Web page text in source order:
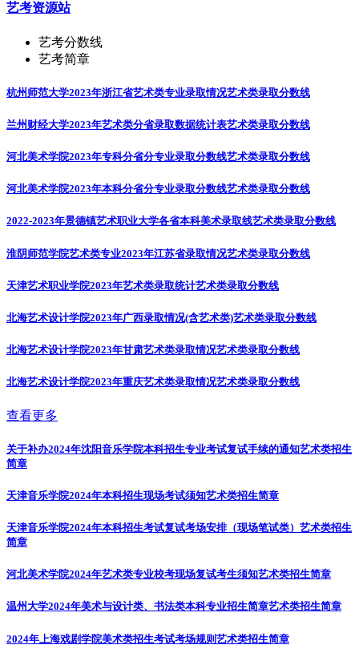
艺考资源站
艺考分数线
艺考简章
杭州师范大学2023年浙江省艺术类专业录取情况艺术类录取分数线
兰州财经大学2023年艺术类分省录取数据统计表艺术类录取分数线
河北美术学院2023年专科分省分专业录取分数线艺术类录取分数线
河北美术学院2023年本科分省分专业录取分数线艺术类录取分数线
2022-2023年景德镇艺术职业大学各省本科美术录取线艺术类录取分数线
淮阴师范学院艺术类专业2023年江苏省录取情况艺术类录取分数线
天津艺术职业学院2023年艺术类录取统计艺术类录取分数线
北海艺术设计学院2023年广西录取情况(含艺术类)艺术类录取分数线
北海艺术设计学院2023年甘肃艺术类录取情况艺术类录取分数线
北海艺术设计学院2023年重庆艺术类录取情况艺术类录取分数线
查看更多
关于补办2024年沈阳音乐学院本科招生专业考试复试手续的通知艺术类招生
简章
天津音乐学院2024年本科招生现场考试须知艺术类招生简章
天津音乐学院2024年本科招生考试复试考场安排（现场笔试类） 艺术类招生
简章
河北美术学院2024年艺术类专业校考现场复试考生须知艺术类招生简章
温州大学2024年美术与设计类、书法类本科专业招生简章艺术类招生简章
2024年上海戏剧学院美术类招生考试考场规则艺术类招生简章